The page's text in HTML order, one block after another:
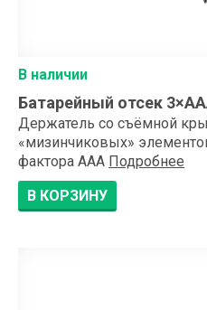
В наличии
Батарейный отсек
Держатель со съёмной
«мизинчиковых»
фактора AAA Подробнее
В КОРЗИНУ